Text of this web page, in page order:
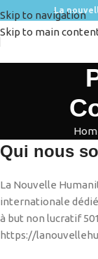
Skip to navigation
Skip to main
La
Qui nous
La Nouvelle
internationale
à but non lucratif
https://